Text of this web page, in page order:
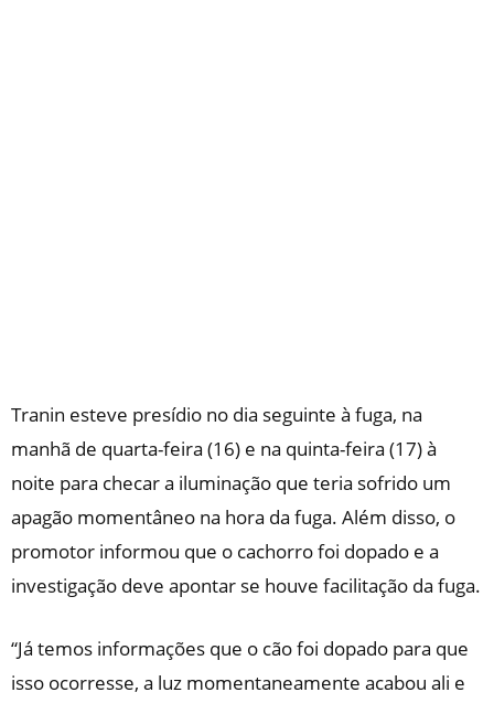
Tranin esteve presídio no dia seguinte à fuga, na
manhã de quarta-feira (16) e na quinta-feira (17) à
noite para checar a iluminação que teria sofrido um
apagão momentâneo na hora da fuga. Além disso, o
promotor informou que o cachorro foi dopado e a
investigação deve apontar se houve facilitação da fuga.
“Já temos informações que o cão foi dopado para que
isso ocorresse, a luz momentaneamente acabou ali e